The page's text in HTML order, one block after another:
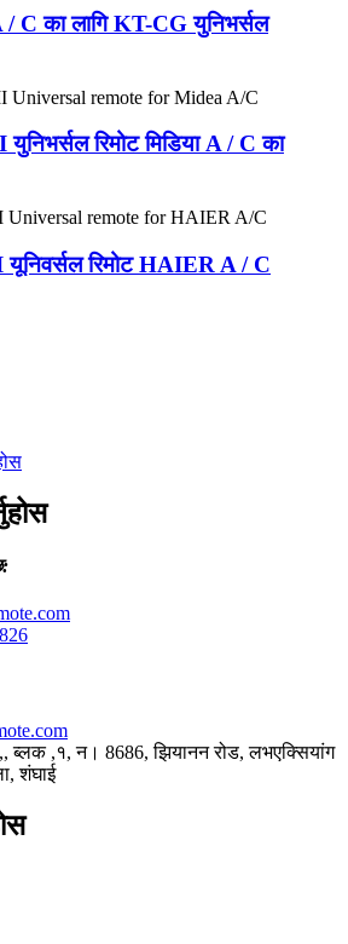
C का लागि KT-CG युनिभर्सल
रिमोट मिडिया A / C का
रिमोट HAIER A / C
ब्लक ,१, न। 8686, झियानन रोड, लभएक्सियांग
शंघाई